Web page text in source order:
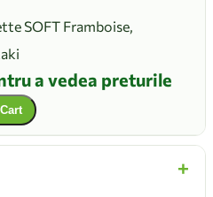
SOFT Framboise,
a vedea preturile
+